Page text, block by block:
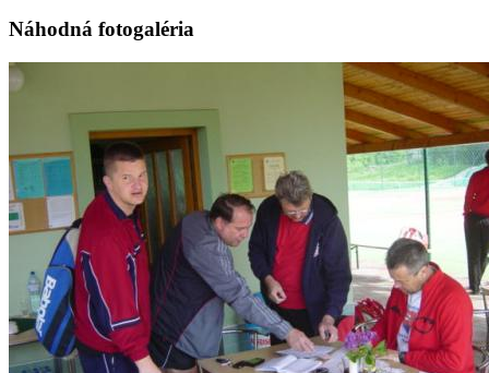
Náhodná fotogaléria